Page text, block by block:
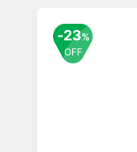
23%
OFF